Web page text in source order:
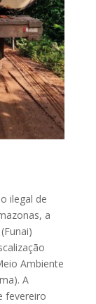
ilegal de
a
Ambiente
A
fevereiro